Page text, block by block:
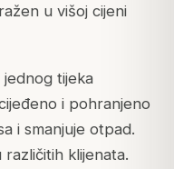
u višoj cijeni
tijeka
i pohranjeno
i smanjuje otpad.
klijenata.